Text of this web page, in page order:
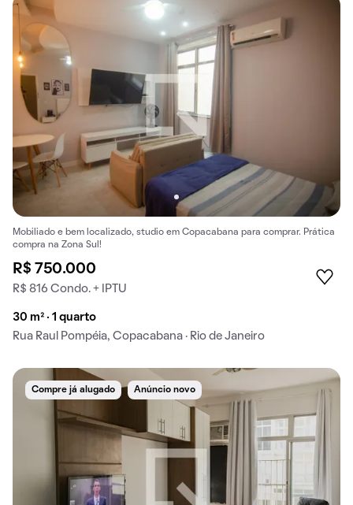
Mobiliado e bem localizado, studio em Copacabana para comprar. Prática
compra na Zona Sul!
R$ 750.000
R$ 816 Condo. + IPTU
30 m² · 1 quarto
Rua Raul Pompéia, Copacabana · Rio de Janeiro
Compre já alugado Anúncio novo